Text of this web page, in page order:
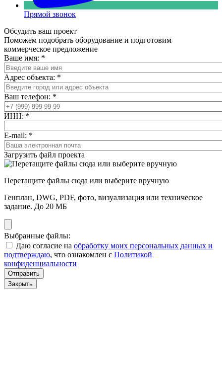
Прямой звонок
Обсудить ваш проект
Поможем подобрать оборудование и подготовим
коммерческое предложение
Ваше имя: *
Адрес объекта: *
Ваш телефон: *
ИНН: *
E-mail: *
Загрузить файл проекта
Перетащите файлы сюда или выберите вручную
Генплан, DWG, PDF, фото, визуализация или техническое
задание. До 20 МБ
Выбранные файлы:
Даю согласие на обработку моих персональных данных и
подтверждаю, что ознакомлен с Политикой
конфиденциальности
Отправить
Закрыть